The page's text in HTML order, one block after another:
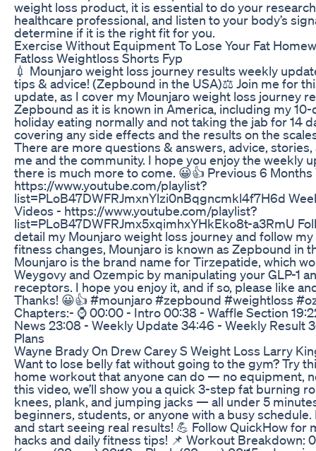
weight loss product, it is essential to do your
healthcare professional, and listen to your body’s
determine if it is the right fit for you.
Exercise Without Equipment To Lose Your Fat
Fatloss Weightloss Shorts Fyp
💉 Mounjaro weight loss journey results weekly
tips & advice! (Zepbound in the USA)⚖️ Join me for
update, as I cover my Mounjaro weight loss journey
Zepbound as it is known in America, including my
holiday eating normally and not taking the jab for 14
covering any side effects and the results on the
There are more questions & answers, advice,
me and the community. I hope you enjoy the weekly
there is much more to come. 😀👍 Previous 6
https://www.youtube.com/playlist?
list=PLoB47DWFRJmxnYlzi0nBqgncmkl4f7H6d
Videos - https://www.youtube.com/playlist?
list=PLoB47DWFRJmx5xqimhxYHkEko8t-a3RmU
detail my Mounjaro weight loss journey and follow
fitness changes, Mounjaro is known as Zepbound in
Mounjaro is the brand name for Tirzepatide, which
Weygovy and Ozempic by manipulating your GLP-1
receptors. I hope you enjoy it, and if so, please like
Thanks! 😀👍 #mounjaro #zepbound #weightloss
Chapters:- ⌚ 00:00 - Intro 00:38 - Waffle Section
News 23:08 - Weekly Update 34:46 - Weekly Result
Plans
Wayne Brady On Drew Carey S Weight Loss Larry
Want to lose belly fat without going to the gym? Try
home workout that anyone can do — no equipment,
this video, we’ll show you a quick 3-step fat burning
knees, plank, and jumping jacks — all under 5
beginners, students, or anyone with a busy schedule.
and start seeing real results! 💪 Follow QuickHow for
hacks and daily fitness tips! 📌 Workout Breakdown: